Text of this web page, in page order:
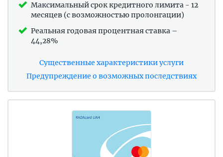
Максимальный срок кредитного лимита - 12
месяцев (с возможностью пролонгации)
Реальная годовая процентная ставка –
44,28%
Существенные характеристики услуги
Предупреждение о возможных последствиях